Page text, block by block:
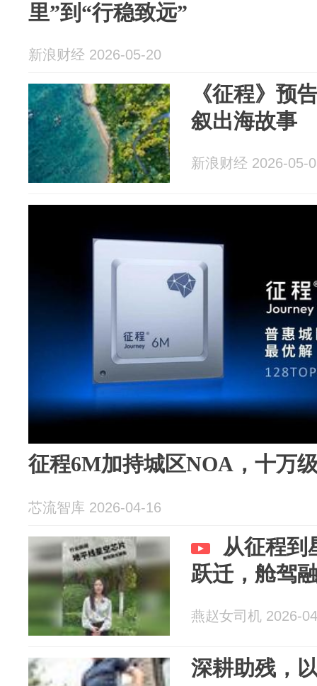
里”到“行稳致远”
新浪财经 2026-05-20
《征程》预
叙出海故事
新浪财经 2026-05-
征程6M加持城区NOA，十万
芯流智库 2026-04-16
从征程到
跃迁，舱驾
燕赵女司机 2026-
深耕助残，